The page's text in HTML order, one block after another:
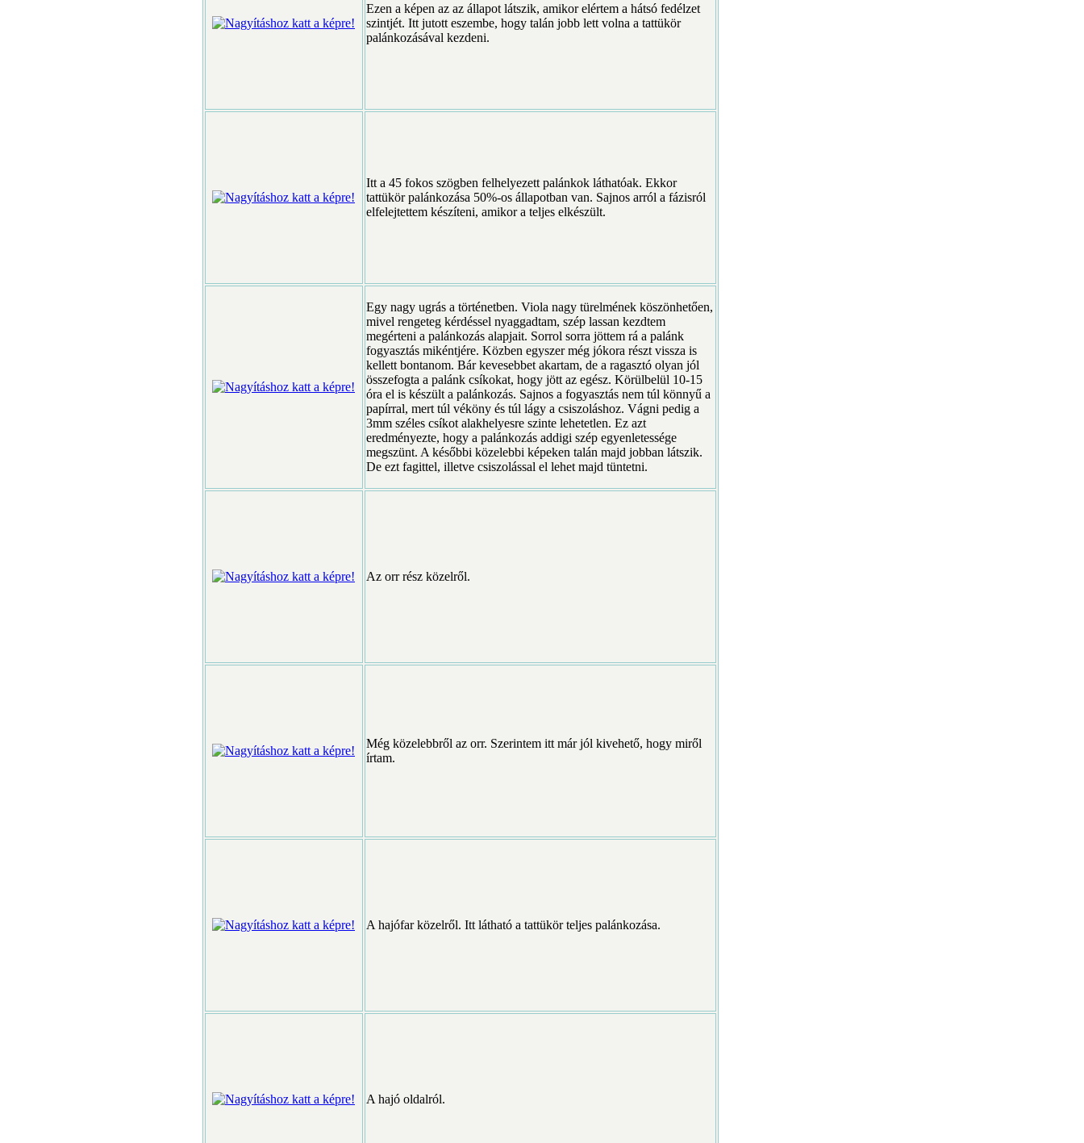
Ezen a képen az az állapot látszik, amikor elértem a hátsó fedélzet
szintjét. Itt jutott eszembe, hogy talán jobb lett volna a tattükör
palánkozásával kezdeni.
Itt a 45 fokos szögben felhelyezett palánkok láthatóak. Ekkor
tattükör palánkozása 50%-os állapotban van. Sajnos arról a fázisról
elfelejtettem készíteni, amikor a teljes elkészült.
Egy nagy ugrás a történetben. Viola nagy türelmének köszönhetően,
mivel rengeteg kérdéssel nyaggadtam, szép lassan kezdtem
megérteni a palánkozás alapjait. Sorrol sorra jöttem rá a palánk
fogyasztás mikéntjére. Közben egyszer még jókora részt vissza is
kellett bontanom. Bár kevesebbet akartam, de a ragasztó olyan jól
összefogta a palánk csíkokat, hogy jött az egész. Körülbelül 10-15
óra el is készült a palánkozás. Sajnos a fogyasztás nem túl könnyű a
papírral, mert túl véköny és túl lágy a csiszoláshoz. Vágni pedig a
3mm széles csíkot alakhelyesre szinte lehetetlen. Ez azt
eredményezte, hogy a palánkozás addigi szép egyenletessége
megszünt. A későbbi közelebbi képeken talán majd jobban látszik.
De ezt fagittel, illetve csiszolással el lehet majd tüntetni.
Az orr rész közelről.
Még közelebbről az orr. Szerintem itt már jól kivehető, hogy miről
írtam.
A hajófar közelről. Itt látható a tattükör teljes palánkozása.
A hajó oldalról.